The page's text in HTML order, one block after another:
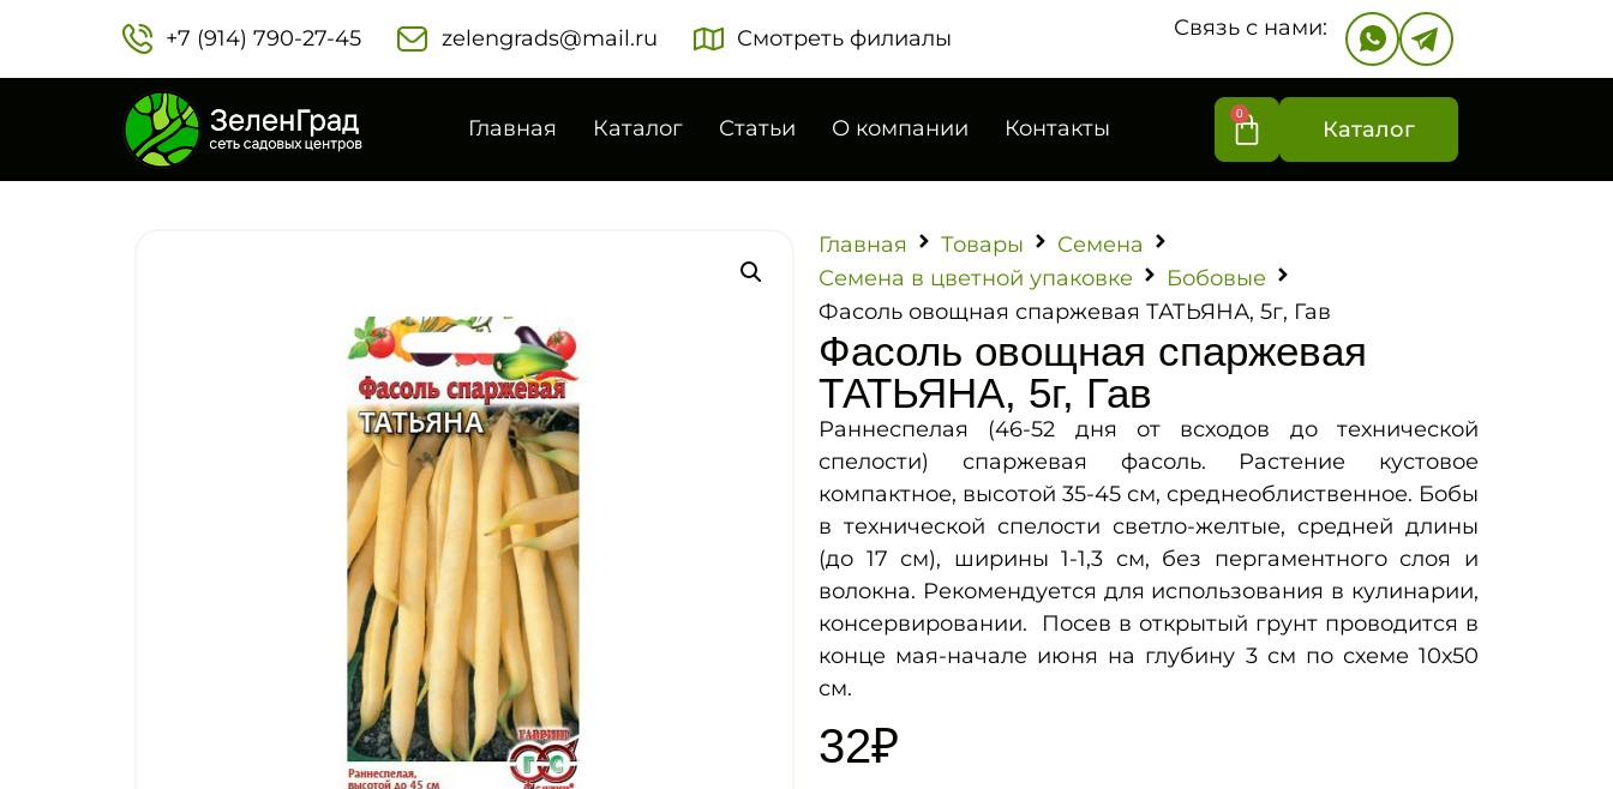
+7 (914) 790-27-45‬ zelengrads@mail.ru Смотреть филиалы Связь с нами:
Главная Каталог Статьи О компании Контакты
0
Каталог
Главная Товары
Семена
Семена в цветной упаковке
Бобовые
Фасоль овощная спаржевая ТАТЬЯНА, 5г, Гав
Фасоль овощная спаржевая
ТАТЬЯНА, 5г, Гав
Раннеспелая (46-52 дня от всходов до технической
спелости) спаржевая фасоль. Растение кустовое
компактное, высотой 35-45 см, среднеоблиственное. Бобы
в технической спелости светло-желтые, средней длины
(до 17 см), ширины 1-1,3 см, без пергаментного слоя и
волокна. Рекомендуется для использования в кулинарии,
консервировании. Посев в открытый грунт проводится в
конце мая-начале июня на глубину 3 см по схеме 10х50
см.
32₽